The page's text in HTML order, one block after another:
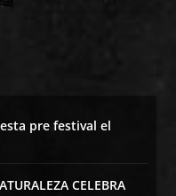
pre festival el
CELEBRA